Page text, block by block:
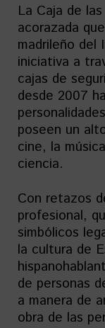
La Caja de
acorazada
madrileño del
iniciativa a
cajas de
desde 2007
poseen un
cine, la
ciencia.
Con retazos
profesional,
simbólicos
la cultura de
de personas
a manera de
obra de las